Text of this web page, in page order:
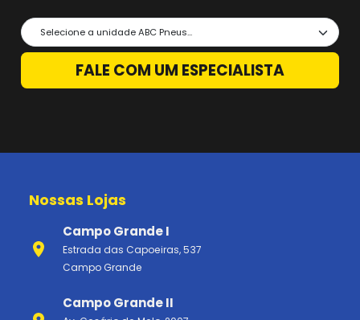
FALE COM UM ESPECIALISTA
Nossas Lojas
Campo Grande I
Estrada das Capoeiras, 537
Campo Grande
Campo Grande II